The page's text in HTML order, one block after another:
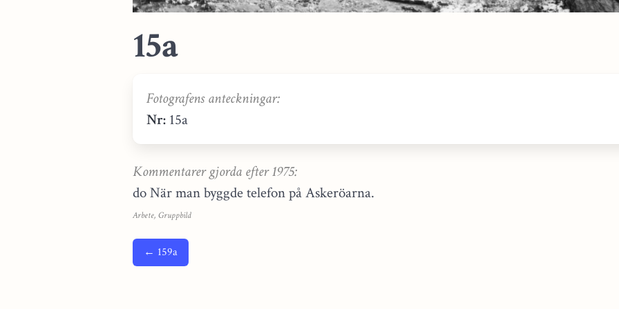
15a
Fotografens anteckningar:
Nr: 15a
Kommentarer gjorda efter 1975:
do När man byggde telefon på Askeröarna.
Arbete, Gruppbild
← 159a